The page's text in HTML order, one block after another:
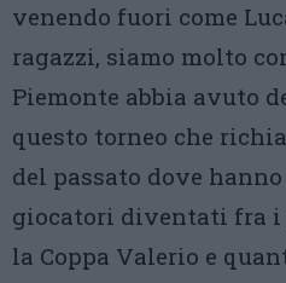
venendo fuori come
ragazzi, siamo molto
Piemonte abbia avuto
questo torneo che
del passato dove
giocatori diventati fra i
la Coppa Valerio e